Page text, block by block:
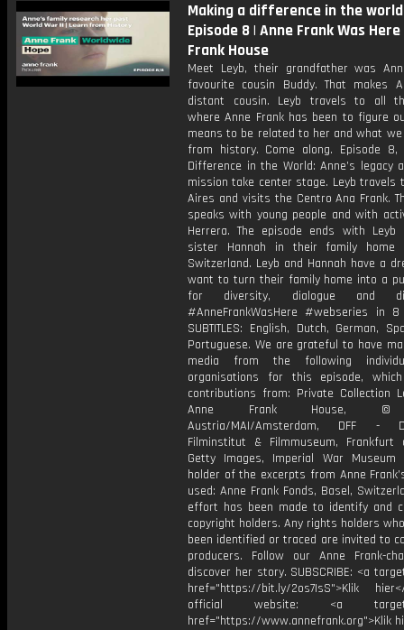
Making a difference in the
Episode 8 | Anne Frank Was Here
Frank House
Meet Leyb, their grandfather was
favourite cousin Buddy. That makes
distant cousin. Leyb travels to all
where Anne Frank has been to figure
means to be related to her and what
from history. Come along. Episode 8,
Difference in the World: Anne’s legacy
mission take center stage. Leyb travels
Aires and visits the Centro Ana Frank.
speaks with young people and with
Herrera. The episode ends with Leyb
sister Hannah in their family home
Switzerland. Leyb and Hannah have a
want to turn their family home into a
for diversity, dialogue and
#AnneFrankWasHere #webseries in 8
SUBTITLES: English, Dutch, German,
Portuguese. We are grateful to have
media from the following
organisations for this episode,
contributions from: Private Collection
Anne Frank House, ©
Austria/MAI/Amsterdam, DFF -
Filminstitut & Filmmuseum, Frankfurt
Getty Images, Imperial War Museum
holder of the excerpts from Anne
used: Anne Frank Fonds, Basel,
effort has been made to identify and
copyright holders. Any rights holders
been identified or traced are invited to
producers. Follow our Anne Frank-
discover her story. SUBSCRIBE: <a
href="https://bit.ly/2os7IsS">Klik
official website: <a
href="https://www.annefrank.org">Klik